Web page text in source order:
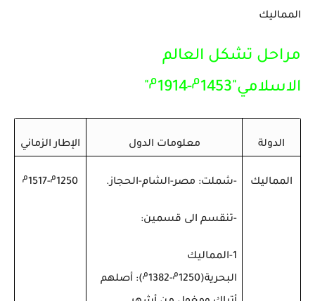
المماليك
مراحل تشكل العالم
الاسلامي"1453
م-1914 م"
الدولة معلومات الدول الإطار الزماني
المماليك -شملت: مصر-الشام-الحجاز.
-تنقسم الى قسمين:
1-المماليك
البحرية(1250
م-1382 م): أصلهم
1250م-1517 م